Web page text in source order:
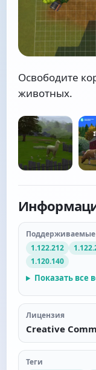
Освободите
животных.
1.122.212
1.120.140
Показать все
Лицензия
Creative
Теги